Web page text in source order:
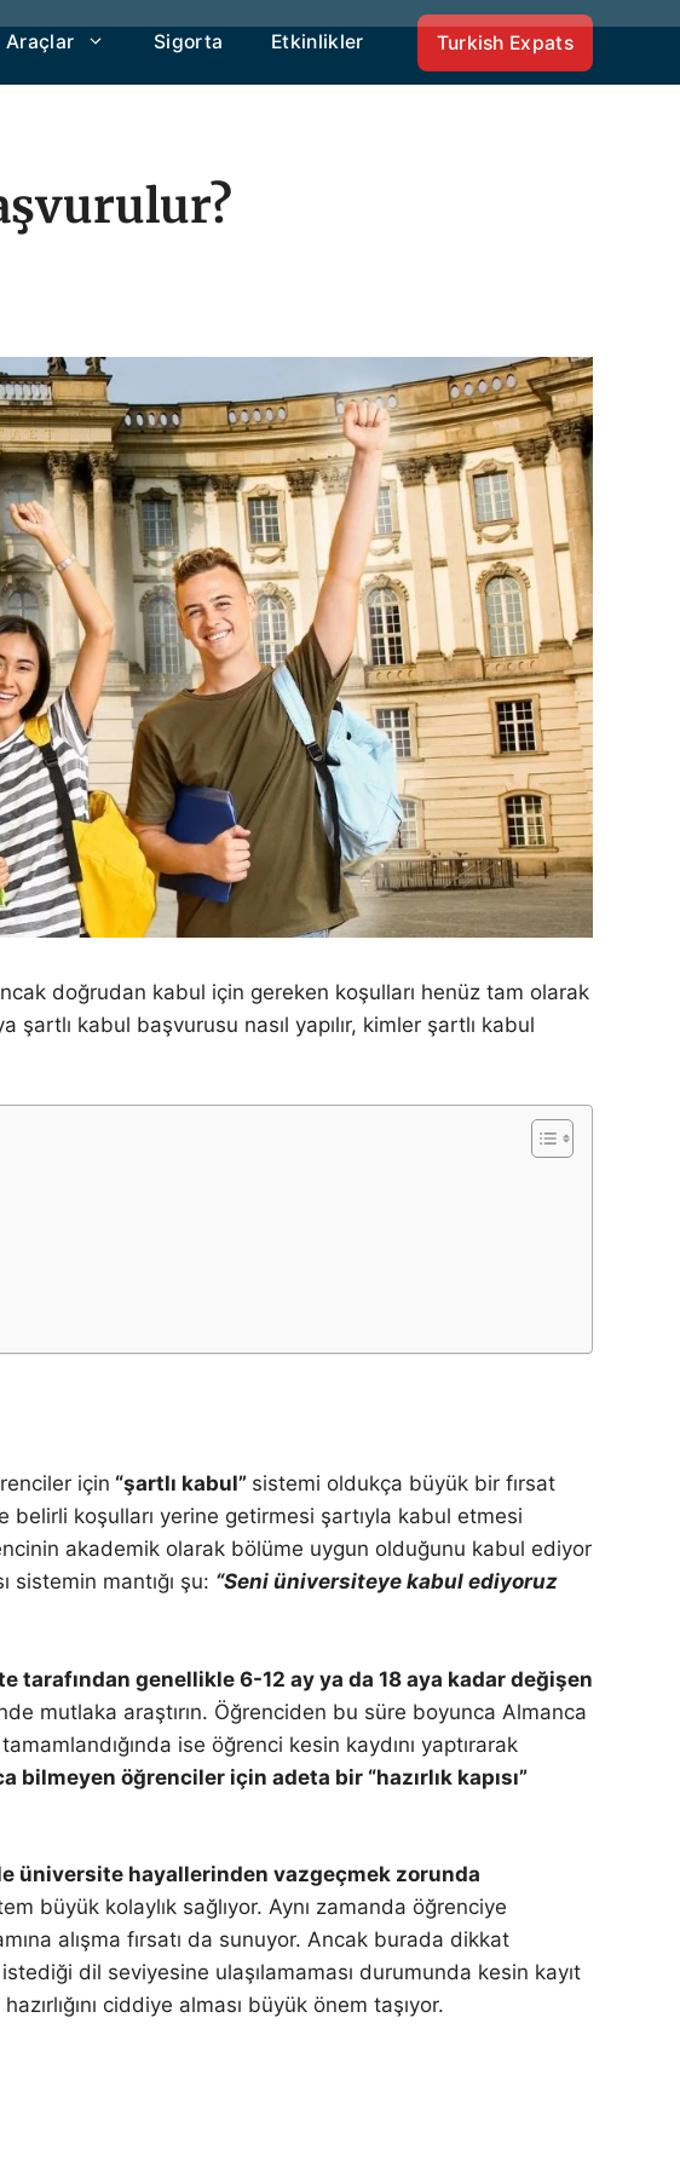
Araçlar Sigorta Etkinlikler Turkish Expats
doğrudan kabul için gereken koşulları henüz tam olarak
kabul başvurusu nasıl yapılır, kimler şartlı kabul
için “şartlı kabul” sistemi oldukça büyük bir fırsat
koşulları yerine getirmesi şartıyla kabul etmesi
akademik olarak bölüme uygun olduğunu kabul ediyor
sistemin mantığı şu: “Seni üniversiteye kabul ediyoruz
tarafından genellikle 6-12 ay ya da 18 aya kadar değişen
mutlaka araştırın. Öğrenciden bu süre boyunca Almanca
ise öğrenci kesin kaydını yaptırarak
bilmeyen öğrenciler için adeta bir “hazırlık kapısı”
üniversite hayallerinden vazgeçmek zorunda
büyük kolaylık sağlıyor. Aynı zamanda öğrenciye
alışma fırsatı da sunuyor. Ancak burada dikkat
dil seviyesine ulaşılamaması durumunda kesin kayıt
ciddiye alması büyük önem taşıyor.